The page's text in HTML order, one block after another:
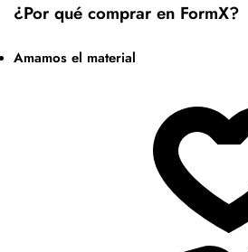
¿Por qué comprar en FormX?
Amamos el material